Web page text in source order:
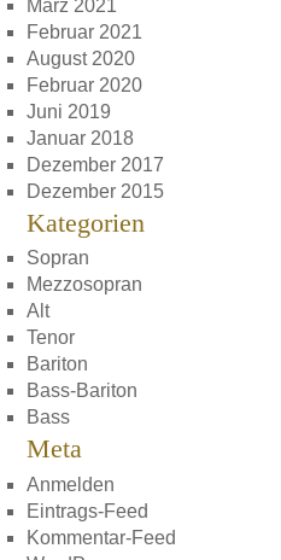
März 2021
Februar 2021
August 2020
Februar 2020
Juni 2019
Januar 2018
Dezember 2017
Dezember 2015
Kategorien
Sopran
Mezzosopran
Alt
Tenor
Bariton
Bass-Bariton
Bass
Meta
Anmelden
Eintrags-Feed
Kommentar-Feed